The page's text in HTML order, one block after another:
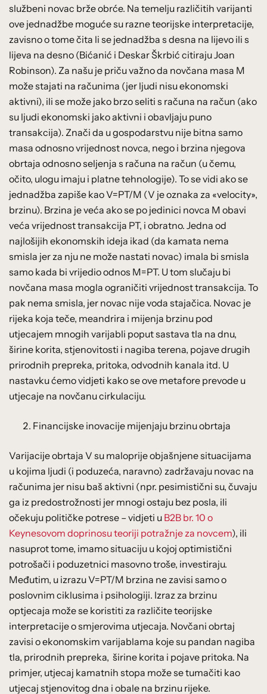
službeni novac brže obrće. Na temelju različitih varijanti
ove jednadžbe moguće su razne teorijske interpretacije,
zavisno o tome čita li se jednadžba s desna na lijevo ili s
lijeva na desno (Bićanić i Deskar Škrbić citiraju Joan
Robinson). Za našu je priču važno da novčana masa M
može stajati na računima (jer ljudi nisu ekonomski
aktivni), ili se može jako brzo seliti s računa na račun (ako
su ljudi ekonomski jako aktivni i obavljaju puno
transakcija). Znači da u gospodarstvu nije bitna samo
masa odnosno vrijednost novca, nego i brzina njegova
obrtaja odnosno seljenja s računa na račun (u čemu,
očito, ulogu imaju i platne tehnologije). To se vidi ako se
jednadžba zapiše kao V=PT/M (V je oznaka za «velocity»,
brzinu). Brzina je veća ako se po jedinici novca M obavi
veća vrijednost transakcija PT, i obratno. Jedna od
najlošijih ekonomskih ideja ikad (da kamata nema
smisla jer za nju ne može nastati novac) imala bi smisla
samo kada bi vrijedio odnos M=PT. U tom slučaju bi
novčana masa mogla ograničiti vrijednost transakcija. To
pak nema smisla, jer novac nije voda stajačica. Novac je
rijeka koja teče, meandrira i mijenja brzinu pod
utjecajem mnogih varijabli poput sastava tla na dnu,
širine korita, stjenovitosti i nagiba terena, pojave drugih
prirodnih prepreka, pritoka, odvodnih kanala itd. U
nastavku ćemo vidjeti kako se ove metafore prevode u
utjecaje na novčanu cirkulaciju.
Financijske inovacije mijenjaju brzinu obrtaja
Varijacije obrtaja V su maloprije objašnjene situacijama
u kojima ljudi (i poduzeća, naravno) zadržavaju novac na
računima jer nisu baš aktivni (npr. pesimistični su, čuvaju
ga iz predostrožnosti jer mnogi ostaju bez posla, ili
očekuju političke potrese – vidjeti u B2B br. 10 o
Keynesovom doprinosu teoriji potražnje za novcem), ili
nasuprot tome, imamo situaciju u kojoj optimistični
potrošači i poduzetnici masovno troše, investiraju.
Međutim, u izrazu V=PT/M brzina ne zavisi samo o
poslovnim ciklusima i psihologiji. Izraz za brzinu
optjecaja može se koristiti za različite teorijske
interpretacije o smjerovima utjecaja. Novčani obrtaj
zavisi o ekonomskim varijablama koje su pandan nagiba
tla, prirodnih prepreka, širine korita i pojave pritoka. Na
primjer, utjecaj kamatnih stopa može se tumačiti kao
utjecaj stjenovitog dna i obale na brzinu rijeke.